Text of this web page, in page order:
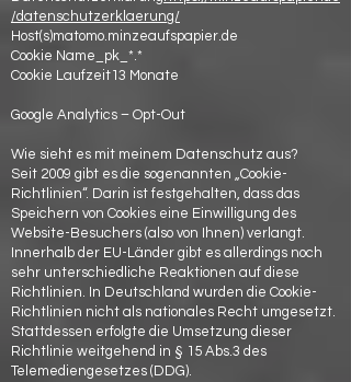
/datenschutzerklaerung/
Host(s)matomo.minzeaufspapier.de
Cookie Name_pk_*.*
Cookie Laufzeit13 Monate
Google Analytics – Opt-Out
Wie sieht es mit meinem Datenschutz aus?
Seit 2009 gibt es die sogenannten „Cookie-
Richtlinien“. Darin ist festgehalten, dass das
Speichern von Cookies eine Einwilligung des
Website-Besuchers (also von Ihnen) verlangt.
Innerhalb der EU-Länder gibt es allerdings noch
sehr unterschiedliche Reaktionen auf diese
Richtlinien. In Deutschland wurden die Cookie-
Richtlinien nicht als nationales Recht umgesetzt.
Stattdessen erfolgte die Umsetzung dieser
Richtlinie weitgehend in § 15 Abs.3 des
Telemediengesetzes (DDG).